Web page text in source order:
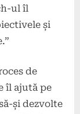
ul îl
și
de
îl ajută pe
și dezvolte